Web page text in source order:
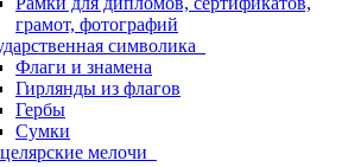
грамот, фотографий
символика
Флаги и знамена
Гирлянды из флагов
Гербы
Сумки
мелочи